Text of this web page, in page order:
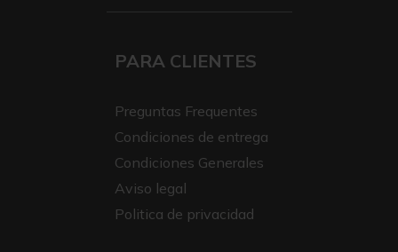
PARA CLIENTES
Preguntas Frequentes
Condiciones de entrega
Condiciones Generales
Aviso legal
Politica de privacidad